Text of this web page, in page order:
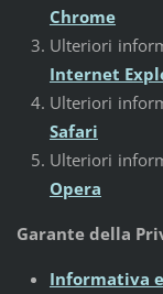
Chrome
Ulteriori
Internet
Ulteriori
Safari
Ulteriori
Opera
Garante della
Informativa e